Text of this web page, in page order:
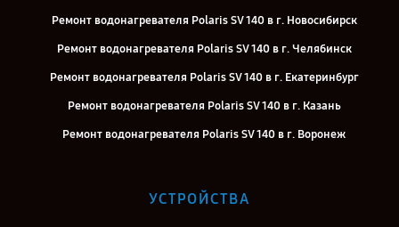
Ремонт водонагревателя Polaris SV 140 в г. Новосибирск
Ремонт водонагревателя Polaris SV 140 в г. Челябинск
Ремонт водонагревателя Polaris SV 140 в г. Екатеринбург
Ремонт водонагревателя Polaris SV 140 в г. Казань
Ремонт водонагревателя Polaris SV 140 в г. Воронеж
Ремонт водонагревателя Polaris SV 140 в г. Киров
УСТРОЙСТВА